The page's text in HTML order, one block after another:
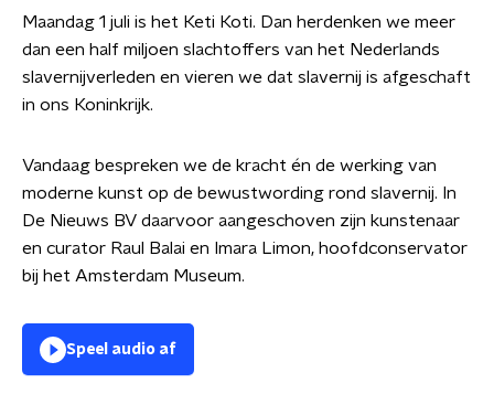
Maandag 1 juli is het Keti Koti. Dan herdenken we meer
dan een half miljoen slachtoffers van het Nederlands
slavernijverleden en vieren we dat slavernij is afgeschaft
in ons Koninkrijk.
Vandaag bespreken we de kracht én de werking van
moderne kunst op de bewustwording rond slavernij. In
De Nieuws BV daarvoor aangeschoven zijn kunstenaar
en curator Raul Balai en Imara Limon, hoofdconservator
bij het Amsterdam Museum.
Speel audio af